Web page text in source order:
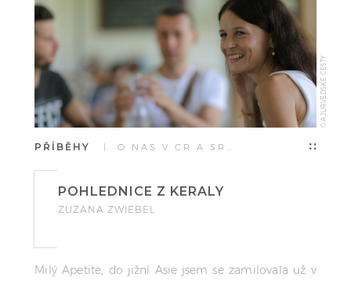
© AJURVÉDSKÉ CESTY
PŘÍBĚHY | O NÁS V ČR A SR…
POHLEDNICE Z KERALY
ZUZANA ZWIEBEL
Milý Apetite, do jižní Asie jsem se zamilovala už v